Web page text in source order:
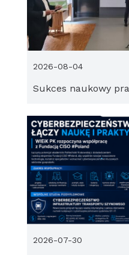
Sukces naukowy
2026-08-04
2026-07-30